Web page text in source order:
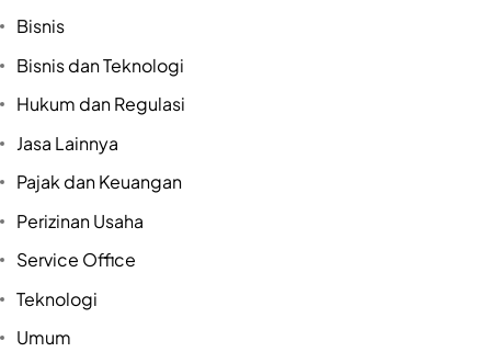
Bisnis
Bisnis dan Teknologi
Hukum dan Regulasi
Jasa Lainnya
Pajak dan Keuangan
Perizinan Usaha
Service Office
Teknologi
Umum
Bangun bisnismu
FOUNDERS?